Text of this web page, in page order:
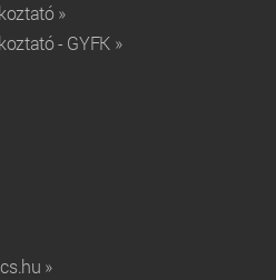
»
- GYFK »
»